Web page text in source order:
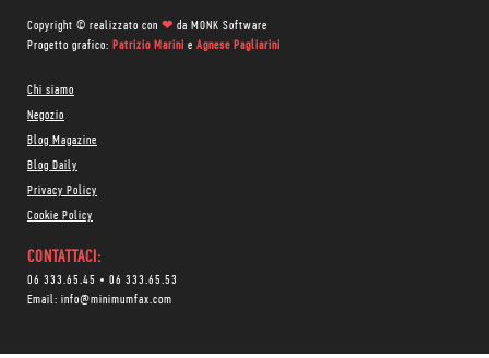
Copyright © realizzato con ❤ da MONK Software
Progetto grafico: Patrizio Marini e Agnese Pagliarini
Chi siamo
Negozio
Blog Magazine
Blog Daily
Privacy Policy
Cookie Policy
CONTATTACI:
06 333.65.45 • 06 333.65.53
Email: info@minimumfax.com